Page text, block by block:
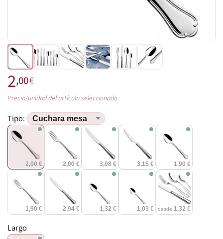
2,00€
Precio/unidad del artículo seleccionado
Tipo:
2,00 € 2,00 € 3,08 € 3,15 € 1,90 €
1,90 € 2,94 € 1,32 € 1,03 € desde1,32 €
Largo